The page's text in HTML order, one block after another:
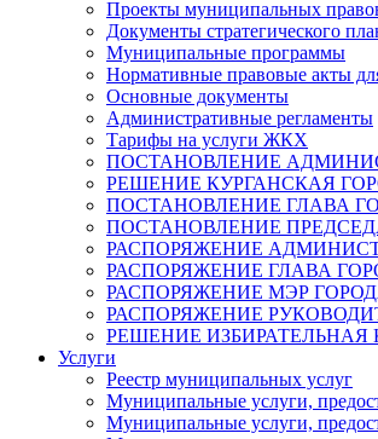
Проекты муниципальных
Документы стратегического
Муниципальные программы
Нормативные правовые акты
Основные документы
Административные регламенты
Тарифы на услуги ЖКХ
ПОСТАНОВЛЕНИЕ
РЕШЕНИЕ КУРГАНСКАЯ
ПОСТАНОВЛЕНИЕ ГЛАВА
ПОСТАНОВЛЕНИЕ
РАСПОРЯЖЕНИЕ
РАСПОРЯЖЕНИЕ ГЛАВА
РАСПОРЯЖЕНИЕ МЭР
РАСПОРЯЖЕНИЕ
РЕШЕНИЕ
Услуги
Реестр муниципальных услуг
Муниципальные услуги,
Муниципальные услуги,